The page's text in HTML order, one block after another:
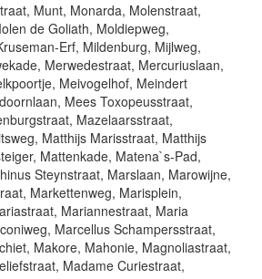
Munt, Monarda, Molenstraat,
de Goliath, Moldiepweg,
Erf, Mildenburg, Mijlweg,
Merwedestraat, Mercuriuslaan,
Meivogelhof, Meindert
Mees Toxopeusstraat,
Mazelaarsstraat,
Matthijs Marisstraat, Matthijs
Mattenkade, Matena`s-Pad,
Steynstraat, Marslaan, Marowijne,
Markettenweg, Marisplein,
Mariannestraat, Maria
Marcellus Schampersstraat,
Makore, Mahonie, Magnoliastraat,
Madame Curiestraat,